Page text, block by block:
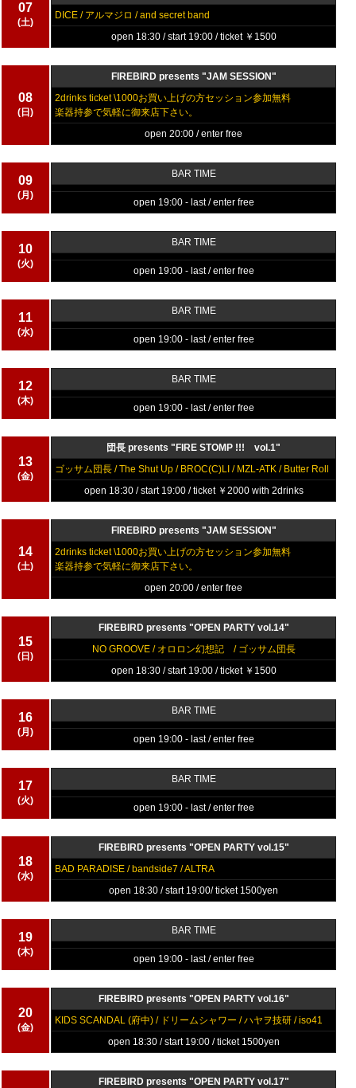
07
(土)
DICE / アルマジロ / and secret band
open 18:30 / start 19:00 / ticket ￥1500
08
(日)
FIREBIRD presents "JAM SESSION"
2drinks ticket \1000お買い上げの方セッション参加無料
楽器持参で気軽に御来店下さい。
open 20:00 / enter free
09
(月)
BAR TIME
open 19:00 - last / enter free
10
(火)
BAR TIME
open 19:00 - last / enter free
11
(水)
BAR TIME
open 19:00 - last / enter free
12
(木)
BAR TIME
open 19:00 - last / enter free
13
(金)
団長 presents "FIRE STOMP !!! vol.1"
ゴッサム団長 / The Shut Up / BROC(C)LI / MZL-ATK / Butter Roll
open 18:30 / start 19:00 / ticket ￥2000 with 2drinks
14
(土)
FIREBIRD presents "JAM SESSION"
2drinks ticket \1000お買い上げの方セッション参加無料
楽器持参で気軽に御来店下さい。
open 20:00 / enter free
15
(日)
FIREBIRD presents "OPEN PARTY vol.14"
NO GROOVE / オロロン幻想記 / ゴッサム団長
open 18:30 / start 19:00 / ticket ￥1500
16
(月)
BAR TIME
open 19:00 - last / enter free
17
(火)
BAR TIME
open 19:00 - last / enter free
18
(水)
FIREBIRD presents "OPEN PARTY vol.15"
BAD PARADISE / bandside7 / ALTRA
open 18:30 / start 19:00/ ticket 1500yen
19
(木)
BAR TIME
open 19:00 - last / enter free
20
(金)
FIREBIRD presents "OPEN PARTY vol.16"
KIDS SCANDAL (府中) / ドリームシャワー / ハヤヲ技研 / iso41
open 18:30 / start 19:00 / ticket 1500yen
FIREBIRD presents "OPEN PARTY vol.17"